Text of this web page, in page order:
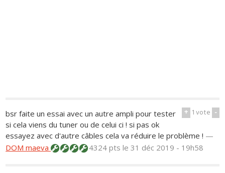
+ 1vote -
bsr faite un essai avec un autre ampli pour tester
si cela viens du tuner ou de celui ci ! si pas ok
essayez avec d'autre câbles cela va réduire le problème ! —
DOM maeva
4324 ptsle 31 déc 2019 - 19h58